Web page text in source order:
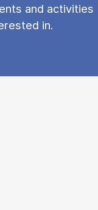
and activities
in.